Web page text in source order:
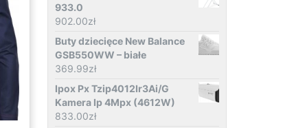
933.0
902.00zł
Buty dziecięce New Balance
GSB550WW – białe
369.99zł
Ipox Px Tzip4012Ir3Ai/G
Kamera Ip 4Mpx (4612W)
833.00zł